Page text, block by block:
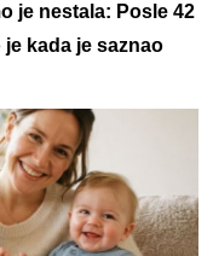
je nestala: Posle 42
kada je saznao